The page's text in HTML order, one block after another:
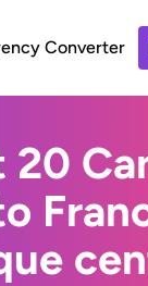
Converter
20